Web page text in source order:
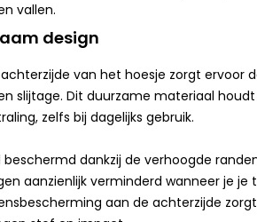
vallen.
design
van het hoesje zorgt ervoor
slijtage. Dit duurzame materiaal
zelfs bij dagelijks gebruik.
dankzij de verhoogde
aanzienlijk verminderd wanneer je je
aan de achterzijde